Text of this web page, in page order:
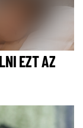
EZT AZ